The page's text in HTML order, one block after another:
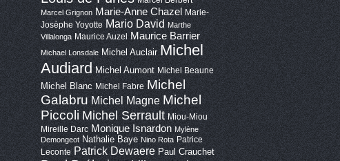
Marcel Grignon Marie-Anne Chazel
Marie-
Josèphe Yoyotte Mario David Marthe
Villalonga Maurice Auzel Maurice Barrier
Michael Lonsdale Michel Auclair Michel
Audiard Michel Aumont Michel Beaune
Michel Blanc Michel Fabre Michel
Galabru Michel Magne Michel
Piccoli Michel Serrault Miou-Miou
Mireille Darc Monique Isnardon Mylène
Demongeot Nathalie Baye Nino Rota Patrice
Leconte Patrick Dewaere Paul Crauchet